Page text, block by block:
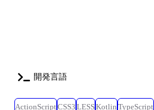
開発言語
ActionScriptCSS3 LESSKotlin TypeScript